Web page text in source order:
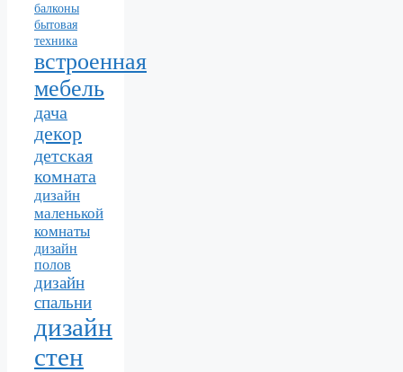
балконы
бытовая
техника
встроенная
мебель
дача
декор
детская
комната
дизайн
маленькой
комнаты
дизайн
полов
дизайн
спальни
дизайн
стен